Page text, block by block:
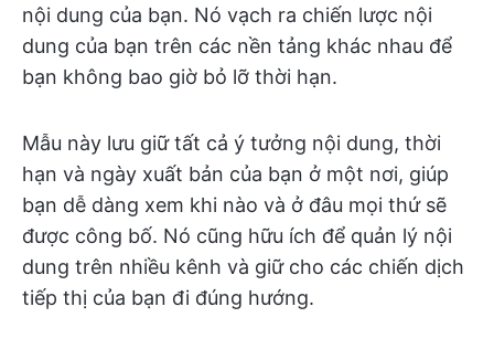
nội dung của bạn. Nó vạch ra chiến lược nội
dung của bạn trên các nền tảng khác nhau để
bạn không bao giờ bỏ lỡ thời hạn.
Mẫu này lưu giữ tất cả ý tưởng nội dung, thời
hạn và ngày xuất bản của bạn ở một nơi, giúp
bạn dễ dàng xem khi nào và ở đâu mọi thứ sẽ
được công bố. Nó cũng hữu ích để quản lý nội
dung trên nhiều kênh và giữ cho các chiến dịch
tiếp thị của bạn đi đúng hướng.